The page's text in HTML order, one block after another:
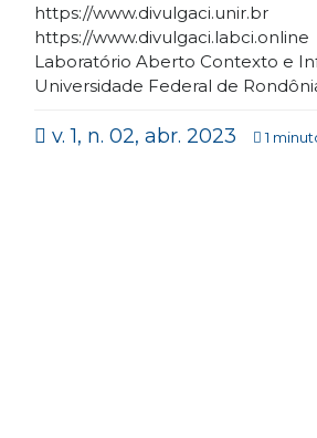
https://www.divulgaci.unir.br
https://www.divulgaci.labci.online
Laboratório Aberto Contexto e
Universidade Federal de
v. 1, n. 02, abr. 2023 1